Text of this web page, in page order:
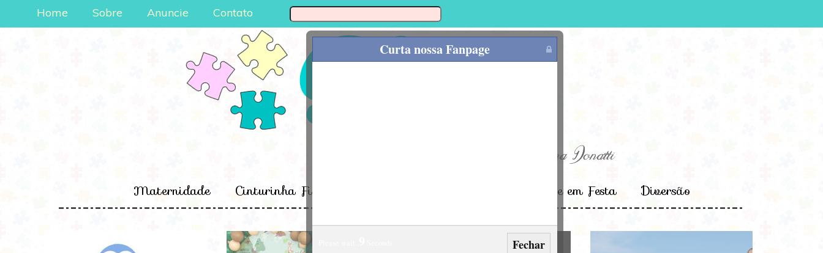
Maternidade Cinturinha Fina Mamãe em Festa Diversão
Curta nossa Fanpage
Fechar
Home Sobre Anuncie Contato